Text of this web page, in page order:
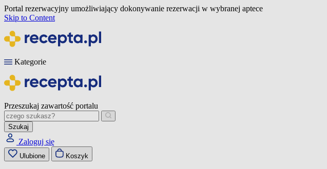
Portal rezerwacyjny umożliwiający dokonywanie rezerwacji w wybranej aptece
Skip to Content
Kategorie
Przeszukaj zawartość portalu
Szukaj
Zaloguj się
Ulubione Koszyk